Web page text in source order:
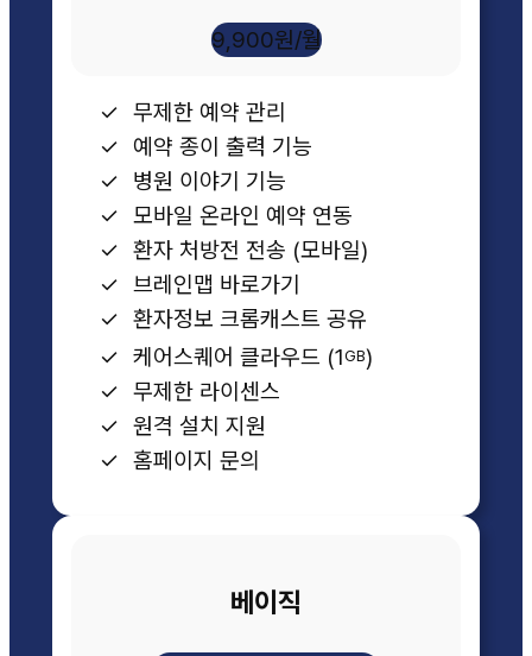
9,900원/월
무제한 예약 관리
예약 종이 출력 기능
병원 이야기 기능
모바일 온라인 예약 연동
환자 처방전 전송 (모바일)
브레인맵 바로가기
환자정보 크롬캐스트 공유
케어스퀘어 클라우드 (1GB)
무제한 라이센스
원격 설치 지원
홈페이지 문의
베이직